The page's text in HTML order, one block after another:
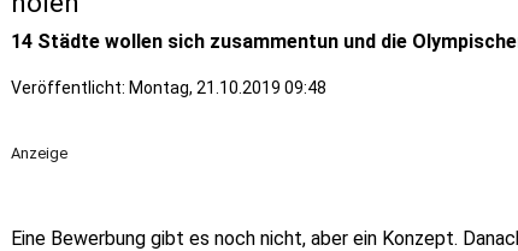
14 Städte wollen sich zusammentun und die
Veröffentlicht: Montag, 21.10.2019 09:48
Anzeige
Eine Bewerbung gibt es noch nicht, aber ein Konzept.